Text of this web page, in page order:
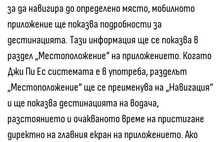
за да навигира до определено място, мобилното
приложение ще показва подробности за
дестинацията. Тази информация ще се показва в
раздел „Местоположение“ на приложението. Когато
Джи Пи Ес системата е в употреба, разделът
„Местоположение“ ще се преименува на „Навигация“
и ще показва дестинацията на водача,
разстоянието и очакваното време на пристигане
директно на главния екран на приложението. Ако